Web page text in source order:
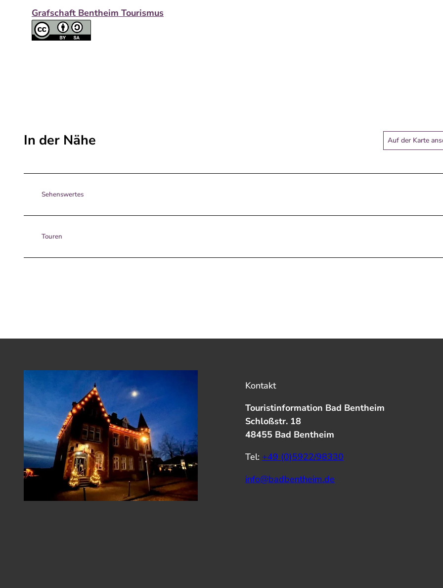
Grafschaft Bentheim Tourismus
In der Nähe Auf der Karte
Sehenswertes
Touren
Kontakt
Touristinformation Bad Bentheim
Schloßstr. 18
48455 Bad Bentheim
Tel: +49 (0)5922/98330
info@badbentheim.de